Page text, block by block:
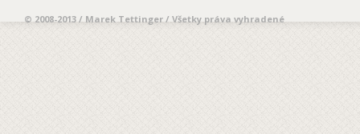
© 2008-2013 / Marek Tettinger / Všetky práva vyhradené